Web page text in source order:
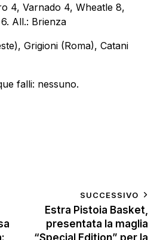
4, Varnado 4, Wheatle 8,
All.: Brienza
Grigioni (Roma), Catani
falli: nessuno.
SUCCESSIVO
Estra Pistoia Basket,
presentata la maglia
“Special Edition” per la